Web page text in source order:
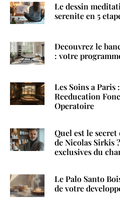
Le dessin
serenite en 5
Decouvrez le
: votre
Les Soins a Paris
Reeducation
Operatoire
Quel est le
de Nicolas Sirkis
exclusives du
Le Palo Santo
de votre